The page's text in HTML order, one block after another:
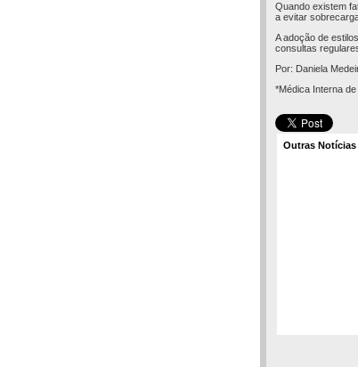
Quando existem
a evitar
A adoção de
consultas
Por: Daniela
*Médica Interna
Outras Notícias